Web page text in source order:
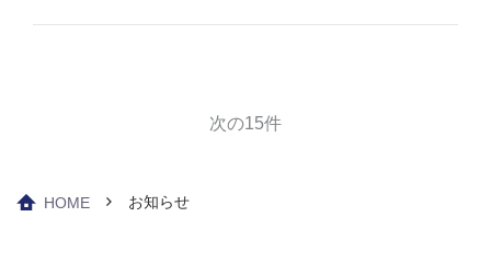
次の15件
HOME お知らせ